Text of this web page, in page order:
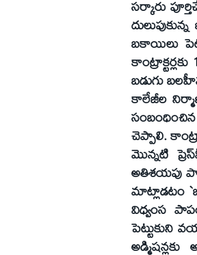
సర్కారు
బకాయిలు
బడుగు
కాలేజీల
చెప్పాలి.
మొన్నటి
అతిశయపు
మాట్లాడటం
విధ్వంస
పెట్టుకుని